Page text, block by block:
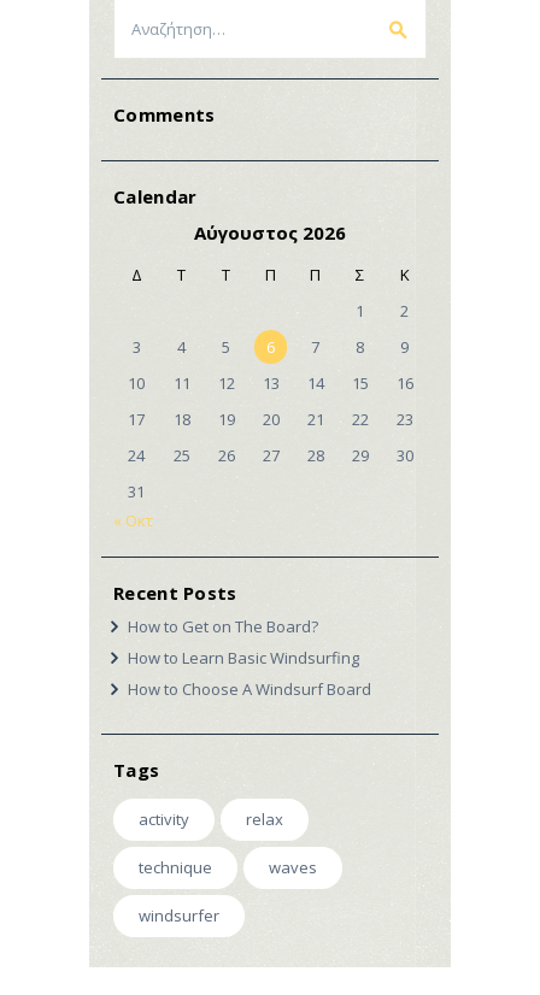
για:
Comments
Calendar
Αύγουστος 2026
Δ Τ Τ Π Π Σ
Κ
1
2
3
4 5 6 7 8
9
10
11 12 13 14 15
16
17
18 19 20 21 22
23
24
25 26 27 28 29
30
31
« Οκτ
Recent Posts
How to Get on The Board?
How to Learn Basic Windsurfing
How to Choose A Windsurf Board
Tags
activity relax
technique waves
windsurfer